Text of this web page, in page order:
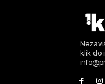
klik do